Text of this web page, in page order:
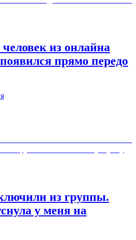
из онлайна
прямо передо
из группы.
у меня на